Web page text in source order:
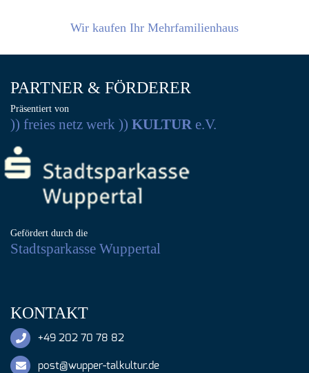
Wir kaufen Ihr Mehrfamilienhaus
PARTNER & FÖRDERER
Präsentiert von
)) freies netz werk )) KULTURe.V.
Gefördert durch die
Stadtsparkasse Wuppertal
KONTAKT
+49 202 70 78 82
post@wupper-talkultur.de